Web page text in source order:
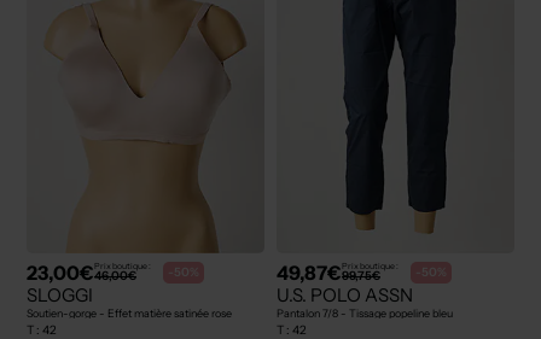
23,00€Prix boutique :
46,00€ -50%
SLOGGI
Soutien-gorge - Effet matière satinée rose
T : 42
49,87€Prix boutique :
99,75€ -50%
U.S. POLO ASSN
Pantalon 7/8 - Tissage popeline bleu
T : 42